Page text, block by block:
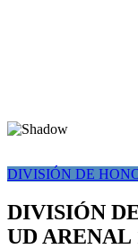
DIVISIÓN DE
DIVISIÓN
UD ARENAL